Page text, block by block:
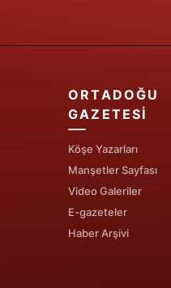
ORTADOĞU
GAZETESI
Köşe Yazarları
Manşetler Sayfası
Video Galeriler
E-gazeteler
Haber Arşivi